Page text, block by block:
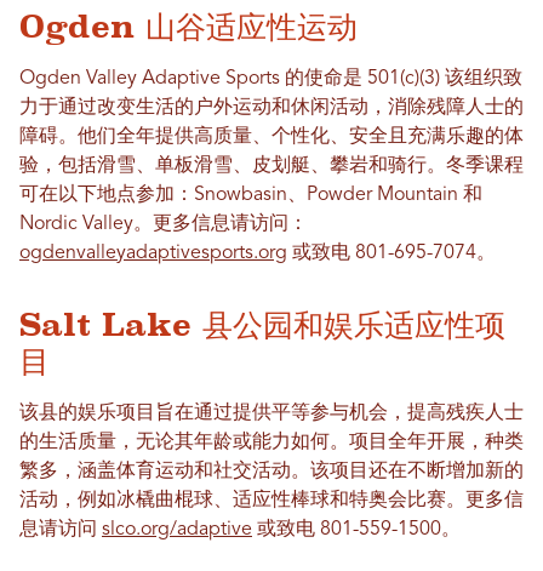
Ogden 山谷适应性运动
Ogden Valley Adaptive Sports 的使命是 501(c)(3) 该组织致
力于通过改变生活的户外运动和休闲活动，消除残障人士的
障碍。他们全年提供高质量、个性化、安全且充满乐趣的体
验，包括滑雪、单板滑雪、皮划艇、攀岩和骑行。冬季课程
可在以下地点参加：Snowbasin、Powder Mountain 和
Nordic Valley。更多信息请访问：
ogdenvalleyadaptivesports.org 或致电 801-695-7074。
Salt Lake 县公园和娱乐适应性项
目
该县的娱乐项目旨在通过提供平等参与机会，提高残疾人士
的生活质量，无论其年龄或能力如何。项目全年开展，种类
繁多，涵盖体育运动和社交活动。该项目还在不断增加新的
活动，例如冰橇曲棍球、适应性棒球和特奥会比赛。
更多信
息请访问 slco.org/adaptive 或致电 801-559-1500。